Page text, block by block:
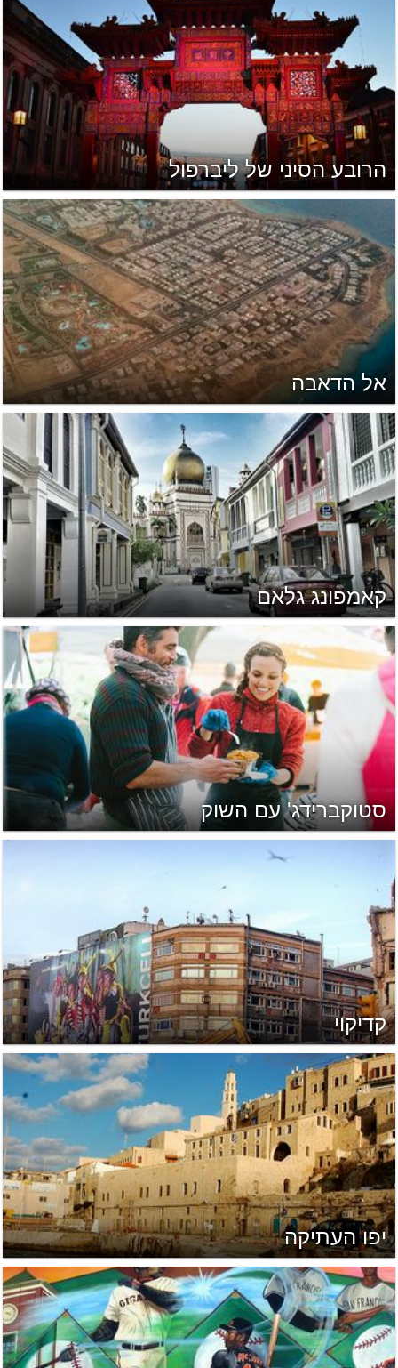
הרובע הסיני של ליברפול
אל הדאבה
קאמפונג גלאם
סטוקברידג' עם השוק
קדיקוי
יפו העתיקה